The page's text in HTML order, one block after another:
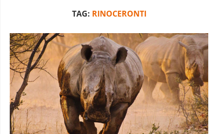
TAG: RINOCERONTI